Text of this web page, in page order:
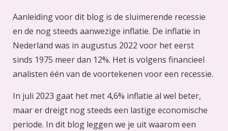
Aanleiding voor dit blog is de sluimerende recessie
en de nog steeds aanwezige inflatie. De inflatie in
Nederland was in augustus 2022 voor het eerst
sinds 1975 meer dan 12%. Het is volgens financieel
analisten één van de voortekenen voor een recessie.
In juli 2023 gaat het met 4,6% inflatie al wel beter,
maar er dreigt nog steeds een lastige economische
periode. In dit blog leggen we je uit waarom een